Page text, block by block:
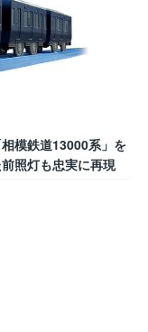
模鉄道13000系」を
照灯も忠実に再現